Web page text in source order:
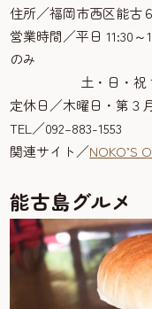
住所／福岡市西区能古
営業時間／平日 11:30
のみ
土・日・祝 11:30
定休日／木曜日・第３
TEL／092–883-1553
関連サイト／NOKO’S
能古島グルメ